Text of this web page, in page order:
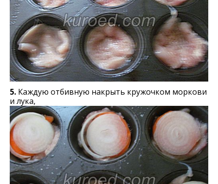
5. Каждую отбивную накрыть кружочком моркови
и лука,